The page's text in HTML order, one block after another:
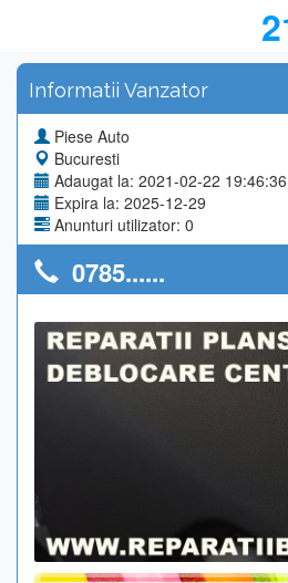
Informatii Vanzator
Piese Auto
Bucuresti
Adaugat la: 2021-02-22 19:46:36
Expira la: 2025-12-29
Anunturi utilizator: 0
0785......